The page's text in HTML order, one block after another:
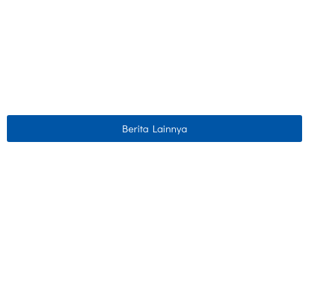
Berita Lainnya